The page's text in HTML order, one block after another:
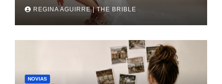
REGINA AGUIRRE | THE BRIBLE
NOVIAS